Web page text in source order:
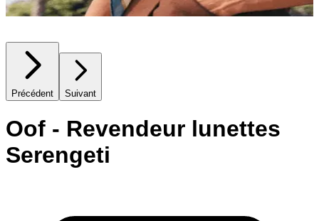
Précédent Suivant
Oof - Revendeur lunettes
Serengeti